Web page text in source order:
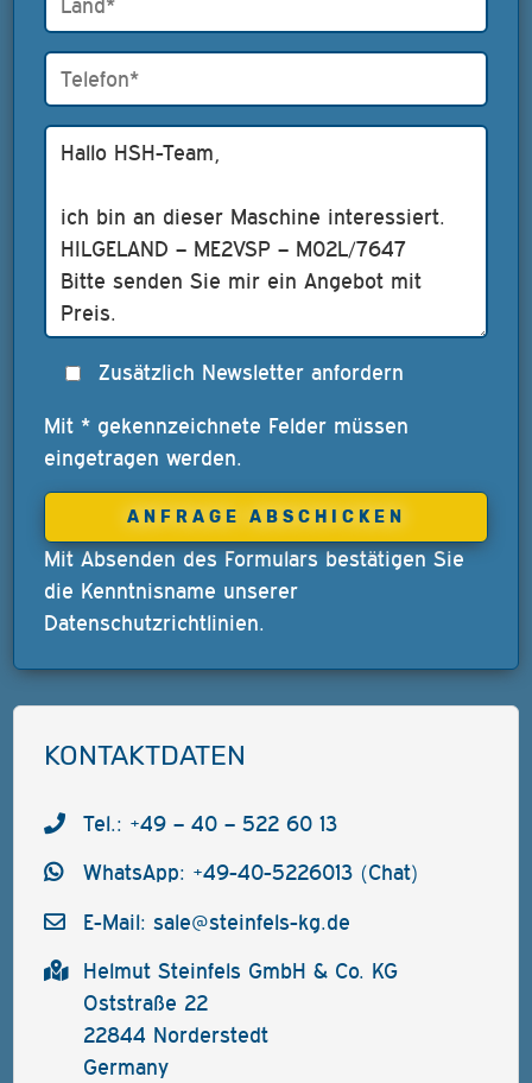
Zusätzlich Newsletter anfordern
Mit * gekennzeichnete Felder müssen
eingetragen werden.
Mit Absenden des Formulars bestätigen Sie
die Kenntnisname unserer
Datenschutzrichtlinien.
KONTAKTDATEN
Tel.: +49 – 40 – 522 60 13
WhatsApp: +49-40-5226013 (Chat)
E-Mail: sale@steinfels-kg.de
Helmut Steinfels GmbH & Co. KG
Oststraße 22
22844 Norderstedt
Germany